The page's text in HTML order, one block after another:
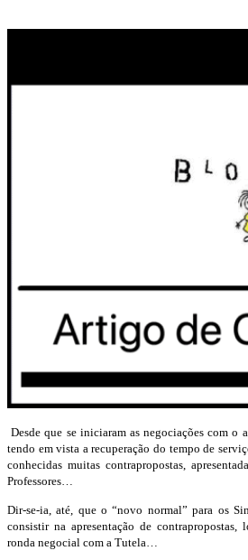
Desde que se iniciaram as negociações com o
tendo em vista a recuperação do tempo de
conhecidas muitas contrapropostas,
Professores…
Dir-se-ia, até, que o “novo normal” para os
consistir na apresentação de
ronda negocial com a Tutela…